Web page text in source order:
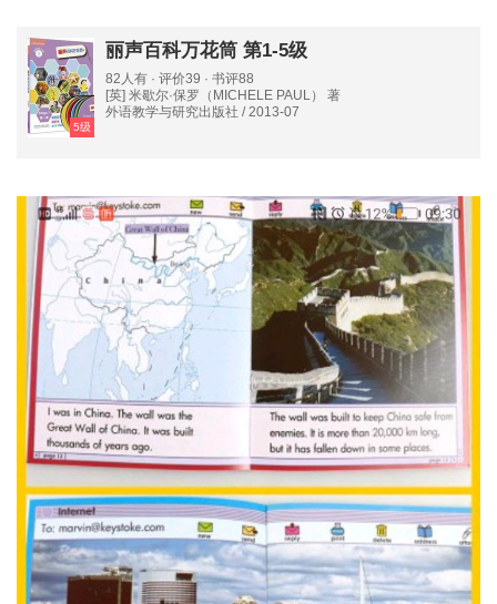
5级
丽声百科万花筒 第1-5级
82人有 · 评价39 · 书评88
[英] 米歇尔·保罗（MICHELE PAUL） 著
外语教学与研究出版社 / 2013-07